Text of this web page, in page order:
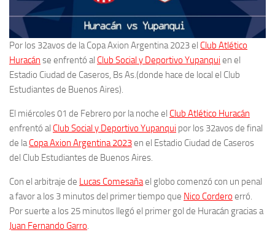
Por los 32avos de la Copa Axion Argentina 2023 el Club Atlético
Huracán se enfrentó al Club Social y Deportivo Yupanqui en el
Estadio Ciudad de Caseros, Bs As.(donde hace de local el Club
Estudiantes de Buenos Aires).
El miércoles 01 de Febrero por la noche el Club Atlético Huracán
enfrentó al Club Social y Deportivo Yupanqui por los 32avos de final
de laCopa Axion Argentina 2023en el Estadio Ciudad de Caseros
del Club Estudiantes de Buenos Aires.
Con el arbitraje de Lucas Comesañael globo comenzó con un penal
a favor a los 3 minutos del primer tiempo que Nico Cordero erró.
Por suerte a los 25 minutos llegó el primer gol de Huracán gracias a
Juan Fernando Garro.